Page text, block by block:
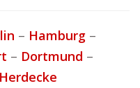
– Hamburg –
– Dortmund –
Herdecke